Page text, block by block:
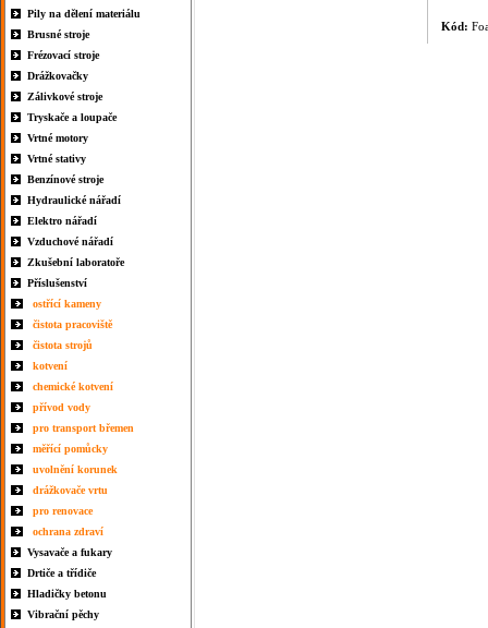
Pily na dělení materiálu
Brusné stroje
Frézovací stroje
Drážkovačky
Zálivkové stroje
Tryskače a loupače
Vrtné motory
Vrtné stativy
Benzínové stroje
Hydraulické nářadí
Elektro nářadí
Vzduchové nářadí
Zkušební laboratoře
Příslušenství
ostřící kameny
čistota pracoviště
čistota strojů
kotvení
chemické kotvení
přívod vody
pro transport břemen
měřící pomůcky
uvolnění korunek
drážkovače vrtu
pro renovace
ochrana zdraví
Vysavače a fukary
Drtiče a třídiče
Hladičky betonu
Vibrační pěchy
Kód: